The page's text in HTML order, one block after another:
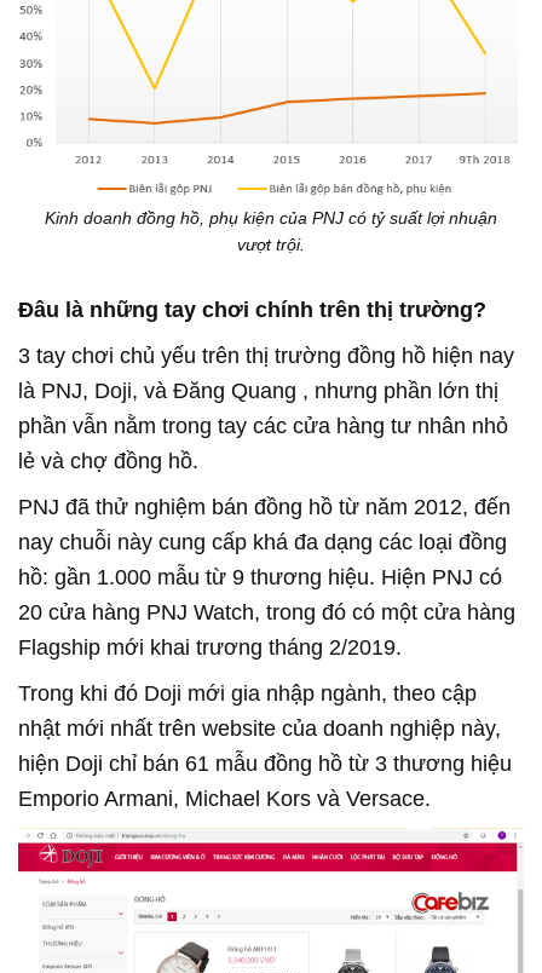
Kinh doanh đồng hồ, phụ kiện của PNJ có tỷ suất lợi nhuận
vượt trội.
Đâu là những tay chơi chính trên thị trường?
3 tay chơi chủ yếu trên thị trường đồng hồ hiện nay
là PNJ, Doji, và Đăng Quang , nhưng phần lớn thị
phần vẫn nằm trong tay các cửa hàng tư nhân nhỏ
lẻ và chợ đồng hồ.
PNJ đã thử nghiệm bán đồng hồ từ năm 2012, đến
nay chuỗi này cung cấp khá đa dạng các loại đồng
hồ: gần 1.000 mẫu từ 9 thương hiệu. Hiện PNJ có
20 cửa hàng PNJ Watch, trong đó có một cửa hàng
Flagship mới khai trương tháng 2/2019.
Trong khi đó Doji mới gia nhập ngành, theo cập
nhật mới nhất trên website của doanh nghiệp này,
hiện Doji chỉ bán 61 mẫu đồng hồ từ 3 thương hiệu
Emporio Armani, Michael Kors và Versace.